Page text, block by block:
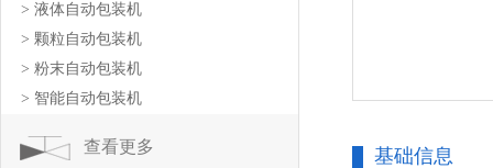
基础信息
> 液体自动包装机
> 颗粒自动包装机
> 粉末自动包装机
> 智能自动包装机
查看更多